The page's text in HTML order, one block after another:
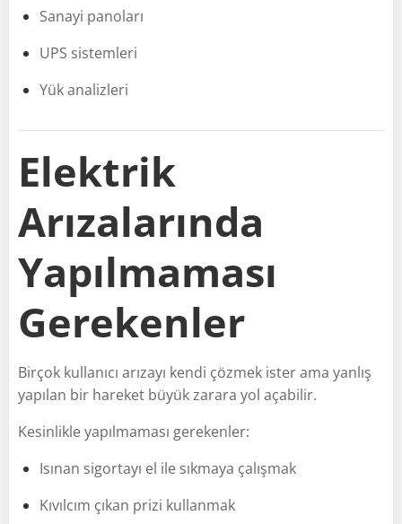
Sanayi panoları
UPS sistemleri
Yük analizleri
Elektrik
Arızalarında
Yapılmaması
Gerekenler
Birçok kullanıcı arızayı kendi çözmek ister ama yanlış
yapılan bir hareket büyük zarara yol açabilir.
Kesinlikle yapılmaması gerekenler:
Isınan sigortayı el ile sıkmaya çalışmak
Kıvılcım çıkan prizi kullanmak